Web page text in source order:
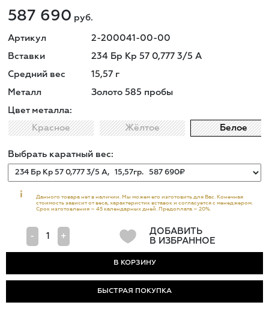
587 690 руб.
Артикул 2-200041-00-00
Вставки 234 Бр Кр 57 0,777 3/5 А
Средний вес 15,57 г
Металл Золото 585 пробы
Цвет металла:
Красное Жёлтое Белое
Выбрать каратный вес:
i
Данного товара нет в наличии. Мы можем его изготовить для Вас. Конечная
стоимость зависит от веса, характеристик вставок и согласуется с менеджером.
Срок изготовления – 45 календарных дней. Предоплата – 20%.
- +
ДОБАВИТЬ
В ИЗБРАННОЕ
БЫСТРАЯ ПОКУПКА